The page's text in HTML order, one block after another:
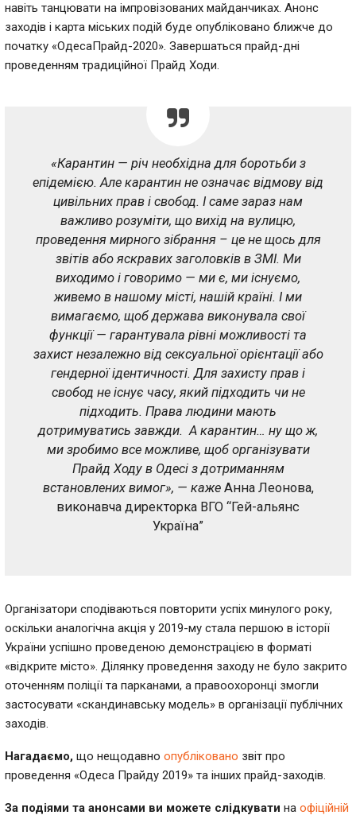
навіть танцювати на імпровізованих майданчиках. Анонс
заходів і карта міських подій буде опубліковано ближче до
початку «ОдесаПрайд-2020». Завершаться прайд-дні
проведенням традиційної Прайд Ходи.
«Карантин — річ необхідна для боротьби з
епідемією. Але карантин не означає відмову від
цивільних прав і свобод. І саме зараз нам
важливо розуміти, що вихід на вулицю,
проведення мирного зібрання – це не щось для
звітів або яскравих заголовків в ЗМІ. Ми
виходимо і говоримо — ми є, ми існуємо,
живемо в нашому місті, нашій країні. І ми
вимагаємо, щоб держава виконувала свої
функції — гарантувала рівні можливості та
захист незалежно від сексуальної орієнтації або
гендерної ідентичності. Для захисту прав і
свобод не існує часу, який підходить чи не
підходить. Права людини мають
дотримуватись завжди. А карантин… ну що ж,
ми зробимо все можливе, щоб організувати
Прайд Ходу в Одесі з дотриманням
встановлених вимог», — кажеАнна Леонова,
виконавча директорка ВГО “Гей-альянс
Україна”
Організатори сподіваються повторити успіх минулого року,
оскільки аналогічна акція у 2019-му стала першою в історії
України успішно проведеною демонстрацією в форматі
«відкрите місто». Ділянку проведення заходу не було закрито
оточенням поліції та парканами, а правоохоронці змогли
застосувати «скандинавську модель» в організації публічних
заходів.
Нагадаємо, що нещодавно опубліковано звіт про
проведення «Одеса Прайду 2019» та інших прайд-заходів.
За подіями та анонсами ви можете слідкувати на офіційній